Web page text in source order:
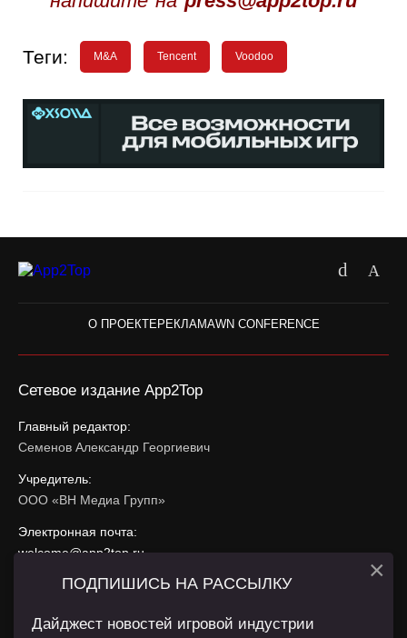
Теги: M&A Tencent Voodoo
О ПРОЕКТЕРЕКЛАМАWN CONFERENCE
Сетевое издание App2Top
Главный редактор:
Семенов Александр Георгиевич
Учредитель:
ООО «ВН Медиа Групп»
Электронная почта:
welcome@app2top.ru
При использовании материалов активная ссылка на
ПОДПИШИСЬ НА РАССЫЛКУ
Дайджест новостей игровой индустрии
×